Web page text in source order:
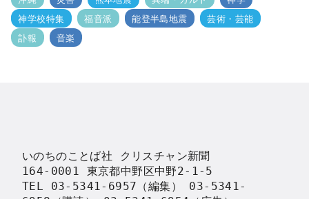
神学校特集
福音派 能登半島地震
芸術・芸能
訃報
音楽
いのちのことば社 クリスチャン新聞
164-0001 東京都中野区中野2-1-5
TEL 03-5341-6957（編集） 03-5341-